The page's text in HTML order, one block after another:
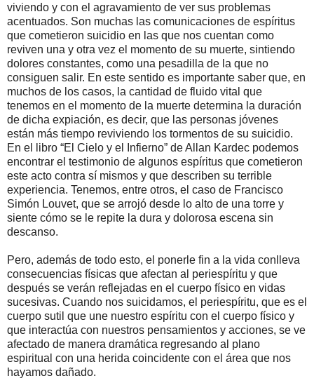
viviendo y con el agravamiento de ver sus problemas
acentuados. Son muchas las comunicaciones de espíritus
que cometieron suicidio en las que nos cuentan como
reviven una y otra vez el momento de su muerte, sintiendo
dolores constantes, como una pesadilla de la que no
consiguen salir. En este sentido es importante saber que, en
muchos de los casos, la cantidad de fluido vital que
tenemos en el momento de la muerte determina la duración
de dicha expiación, es decir, que las personas jóvenes
están más tiempo reviviendo los tormentos de su suicidio.
En el libro “El Cielo y el Infierno” de Allan Kardec podemos
encontrar el testimonio de algunos espíritus que cometieron
este acto contra sí mismos y que describen su terrible
experiencia. Tenemos, entre otros, el caso de Francisco
Simón Louvet, que se arrojó desde lo alto de una torre y
siente cómo se le repite la dura y dolorosa escena sin
descanso.
Pero, además de todo esto, el ponerle fin a la vida conlleva
consecuencias físicas que afectan al periespíritu y que
después se verán reflejadas en el cuerpo físico en vidas
sucesivas. Cuando nos suicidamos, el periespíritu, que es el
cuerpo sutil que une nuestro espíritu con el cuerpo físico y
que interactúa con nuestros pensamientos y acciones, se ve
afectado de manera dramática regresando al plano
espiritual con una herida coincidente con el área que nos
hayamos dañado.